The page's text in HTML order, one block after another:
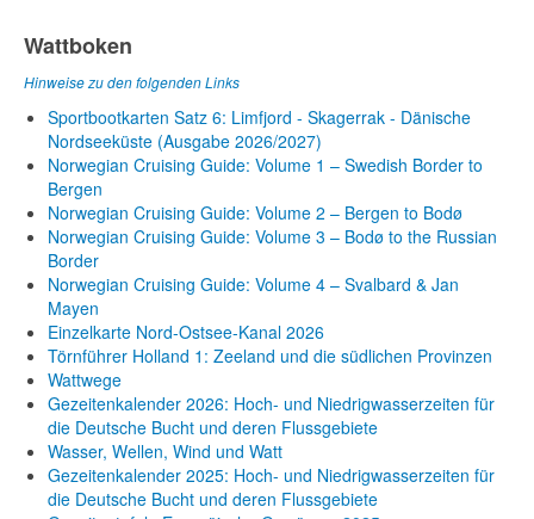
Wattboken
Hinweise zu den folgenden Links
Sportbootkarten Satz 6: Limfjord - Skagerrak - Dänische
Nordseeküste (Ausgabe 2026/2027)
Norwegian Cruising Guide: Volume 1 – Swedish Border to
Bergen
Norwegian Cruising Guide: Volume 2 – Bergen to Bodø
Norwegian Cruising Guide: Volume 3 – Bodø to the Russian
Border
Norwegian Cruising Guide: Volume 4 – Svalbard & Jan
Mayen
Einzelkarte Nord-Ostsee-Kanal 2026
Törnführer Holland 1: Zeeland und die südlichen Provinzen
Wattwege
Gezeitenkalender 2026: Hoch- und Niedrigwasserzeiten für
die Deutsche Bucht und deren Flussgebiete
Wasser, Wellen, Wind und Watt
Gezeitenkalender 2025: Hoch- und Niedrigwasserzeiten für
die Deutsche Bucht und deren Flussgebiete